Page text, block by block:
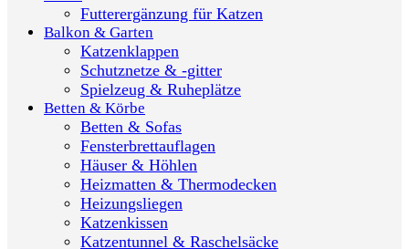
Futterergänzung für Katzen
Balkon & Garten
Katzenklappen
Schutznetze & -gitter
Spielzeug & Ruheplätze
Betten & Körbe
Betten & Sofas
Fensterbrettauflagen
Häuser & Höhlen
Heizmatten & Thermodecken
Heizungsliegen
Katzenkissen
Katzentunnel & Raschelsäcke